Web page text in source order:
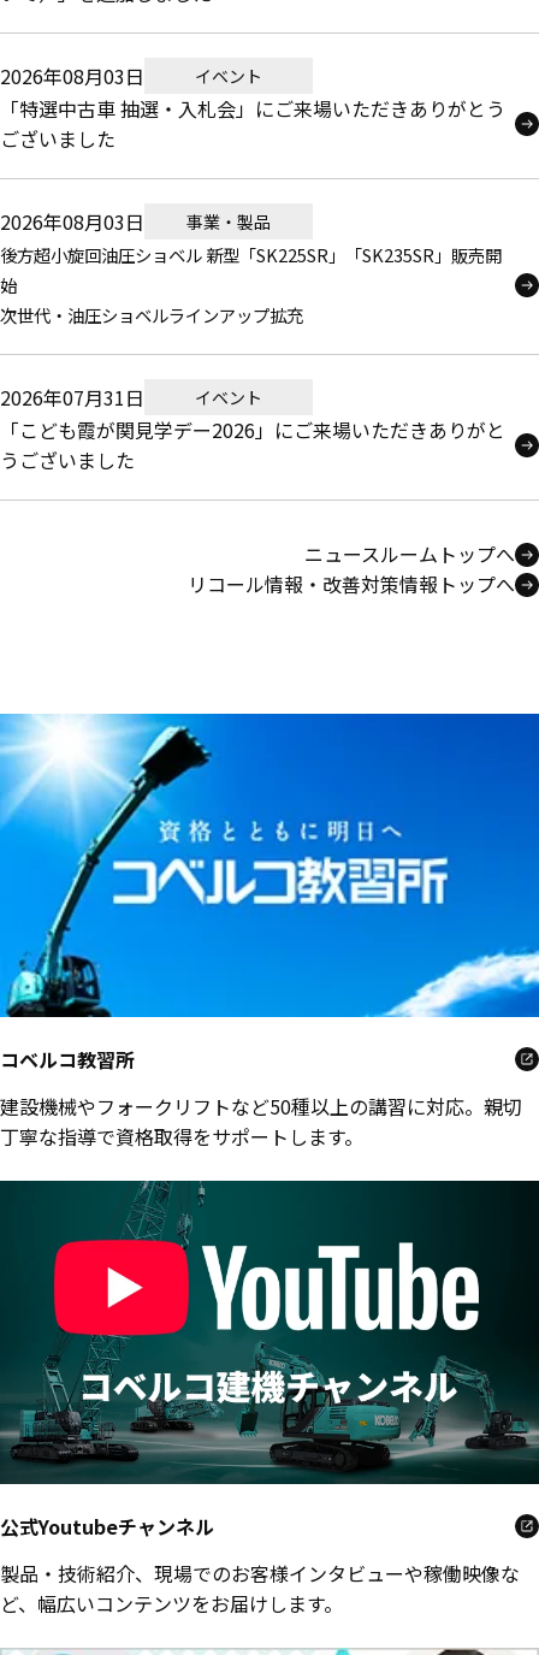
2026年08月03日 イベント
「特選中古車 抽選・入札会」にご来場いただきありがとう
ございました
2026年08月03日 事業・製品
後方超小旋回油圧ショベル 新型「SK225SR」「SK235SR」販売開
始
次世代・油圧ショベルラインアップ拡充
2026年07月31日 イベント
「こども霞が関見学デー2026」にご来場いただきありがと
うございました
ニュースルームトップへ
リコール情報・改善対策情報トップへ
コベルコ教習所
建設機械やフォークリフトなど50種以上の講習に対応。親切
丁寧な指導で資格取得をサポートします。
公式Youtubeチャンネル
製品・技術紹介、現場でのお客様インタビューや稼働映像な
ど、幅広いコンテンツをお届けします。